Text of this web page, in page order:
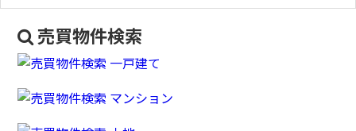
売買物件検索